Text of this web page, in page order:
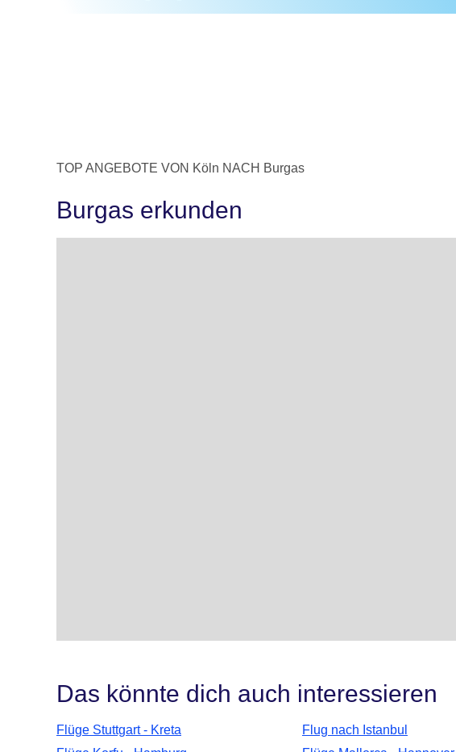
TOP ANGEBOTE VON Köln NACH Burgas
Burgas erkunden
Das könnte dich auch interessieren
Flüge Stuttgart - Kreta Flug nach Istanbul